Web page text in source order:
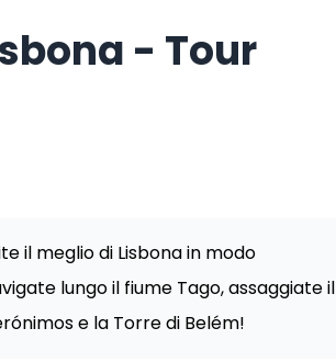
- Tour
il meglio di Lisbona in modo
lungo il fiume Tago, assaggiate il
e la Torre di Belém!